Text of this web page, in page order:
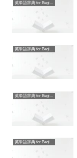
英単語辞典 for Beginners
英単語辞典 for Beginners
英単語辞典 for Beginners
英単語辞典 for Beginners